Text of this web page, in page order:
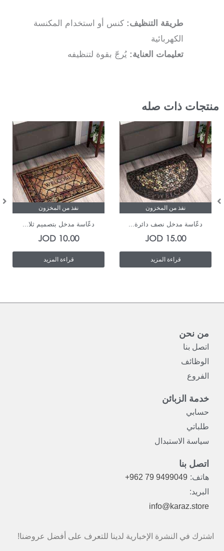
طريقة التنظيف: كنس أو استخدام المكنسة
الكهربائية
تعليمات العناية: يُرجّ بقوة لتنظيفه
منتجات ذات صله
نفذ من المخزون
دعّاسة مدخل نصف دائرة...
15.00
JOD
قراءة المزيد
نفذ من المخزون
دعّاسة مدخل بتصميم ثلا...
10.00
JOD
قراءة المزيد
من نحن
اتصل بنا
الوظائف
الفروع
خدمة الزبائن
حسابي
طلباتي
سياسة الاستبدال
اتصل بنا
هاتف: +962 79 9499049
البريد:
info@karaz.store
اشترك في النشرة الإخبارية لدينا للتعرف على أفضل عروضنا!